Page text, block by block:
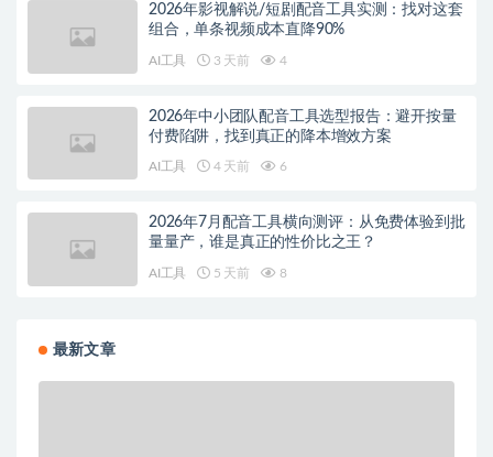
2026年影视解说/短剧配音工具实测：找对这套
组合，单条视频成本直降90%
AI工具 3 天前 4
2026年中小团队配音工具选型报告：避开按量
付费陷阱，找到真正的降本增效方案
AI工具 4 天前 6
2026年7月配音工具横向测评：从免费体验到批
量量产，谁是真正的性价比之王？
AI工具 5 天前 8
最新文章